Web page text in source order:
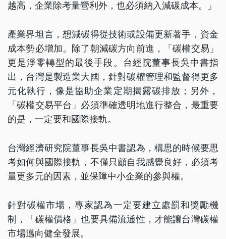
越高，企業除考量營利外，也必須納入減碳成本。」
產業界坦言，想減碳得從技術或設備更新著手，資金
成本勢必增加。除了朝減碳方向前進，「碳權交易」
更是淨零轉型的最後手段。台經院董事長吳中書指
出，台灣是製造業大國，針對碳權管理和監督得更多
元化執行，像是協助企業定期揭露碳排放；另外，
「碳權交易平台」必須準確透明地進行整合，最重要
的是，一定要和國際接軌。
台灣經濟研究院董事長吳中書認為，構思的時候要思
考如何與國際接軌，不僅只顧自我感覺良好，必須考
量更多元的因素，並保障中小企業的參與權。
針對碳權市場，專家認為一定要建立處罰和獎勵機
制，「碳權價格」也要具備流通性，才能讓台灣碳權
市場邁向健全發展。